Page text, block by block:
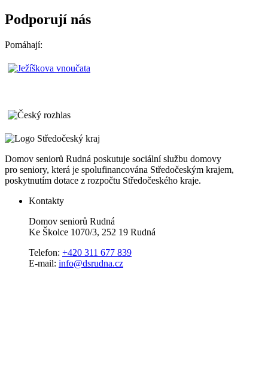
Podporují nás
Pomáhají:
Domov seniorů Rudná poskutuje sociální službu domovy
pro seniory, která je spolufinancována Středočeským krajem,
poskytnutím dotace z rozpočtu Středočeského kraje.
Kontakty
Domov seniorů Rudná
Ke Školce 1070/3, 252 19 Rudná
Telefon: +420 311 677 839
E-mail: info@dsrudna.cz